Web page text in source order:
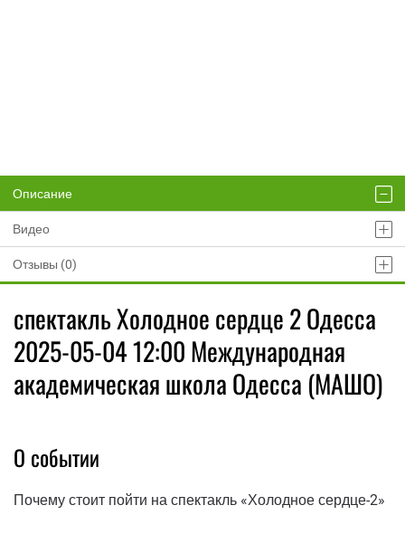
Описание
Видео
Отзывы (0)
спектакль Холодное сердце 2 Одесса
2025-05-04 12:00 Международная
академическая школа Одесса (МАШО)
О событии
Почему стоит пойти на спектакль «Холодное сердце-2»